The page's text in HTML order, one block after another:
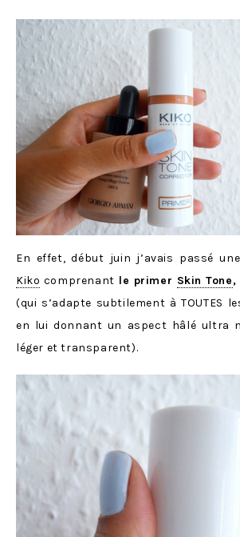
En effet, début juin j’avais passé
Kiko comprenant le primer Skin Tone,
(qui s’adapte subtilement à TOUTES
en lui donnant un aspect hâlé ultra
léger et transparent).